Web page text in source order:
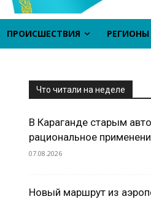
ПРОИСШЕСТВИЯ РЕГИОНЫ
Что читали на неделе
В Караганде старым
рациональное
07.08.2026
Новый маршрут из